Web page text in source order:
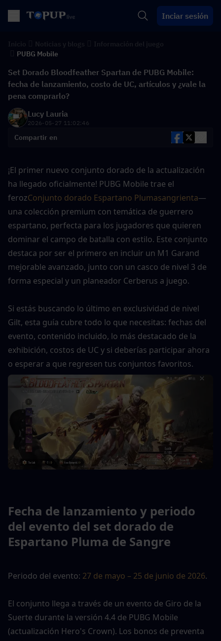
Inciar sesión
PUBG Mobile
Set Dorado Bloodfeather Spartan de PUBG Mobile:
fecha de lanzamiento, costo de UC, artículos y ¿vale la
pena comprarlo?
Lucy Lauria
2026-05-27 11:02:46
Compartir en
¡El primer nuevo conjunto dorado de la actualización
ha llegado oficialmente! PUBG Mobile trae el
ferozConjunto dorado Espartano Plumasangrienta—
una colección premium con temática de guerrero
espartano, perfecta para los jugadores que quieren
dominar el campo de batalla con estilo. Este conjunto
destaca por ser el primero en incluir un M1 Garand
mejorable avanzado, junto con un casco de nivel 3 de
forma especial y un planeador Cerberus a juego.
Si estás buscando lo último en exclusividad de nivel
Gilt, esta guía cubre todo lo que necesitas: fechas del
evento, contenido incluido, lo más destacado de la
exhibición, costos de UC y si deberías participar ahora
o esperar a que regresen tus conjuntos favoritos.
Fecha de lanzamiento y periodo
del evento del set dorado de
Espartano Pluma de Sangre
Periodo del evento: 27 de mayo – 25 de junio de 2026.
El conjunto llega a través de un evento de Giro de la
Suerte durante la versión 4.4 de PUBG Mobile
(actualización Hero's Crown). Los bonos de preventa